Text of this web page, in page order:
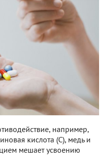
например,
кислота (С), медь и
мешает усвоению